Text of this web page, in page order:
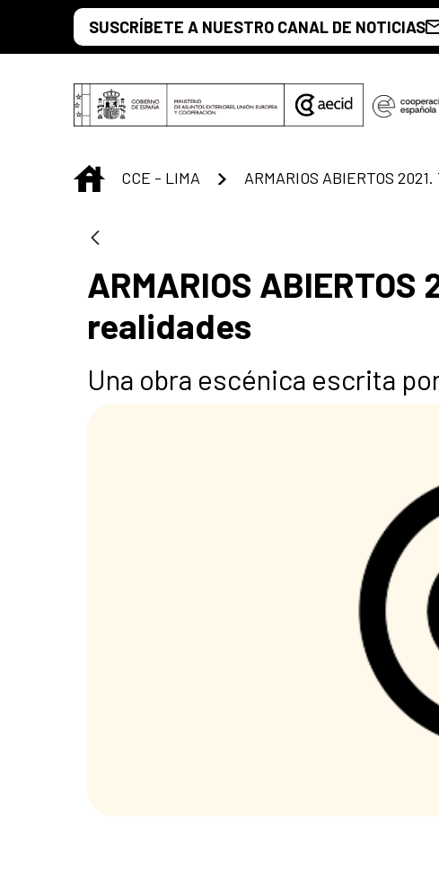
Saltar al contenido principal
SUSCRÍBETE A NUESTRO CANAL DE NOTICIAS
INICIO
CCE - LIMA
ARMARIOS
realidades
Una obra escénica escrita